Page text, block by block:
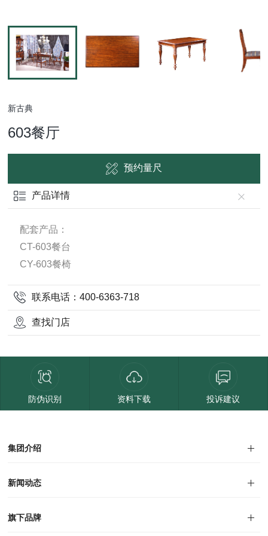
新古典
603餐厅
预约量尺
产品详情
配套产品：
CT-603餐台
CY-603餐椅
联系电话：400-6363-718
查找门店
防伪识别 资料下载 投诉建议
集团介绍
集团介绍
企业文化
人才招聘
商学院
VR全景展厅
董事长介绍
新闻动态
对外公告
家居资讯
旗下品牌